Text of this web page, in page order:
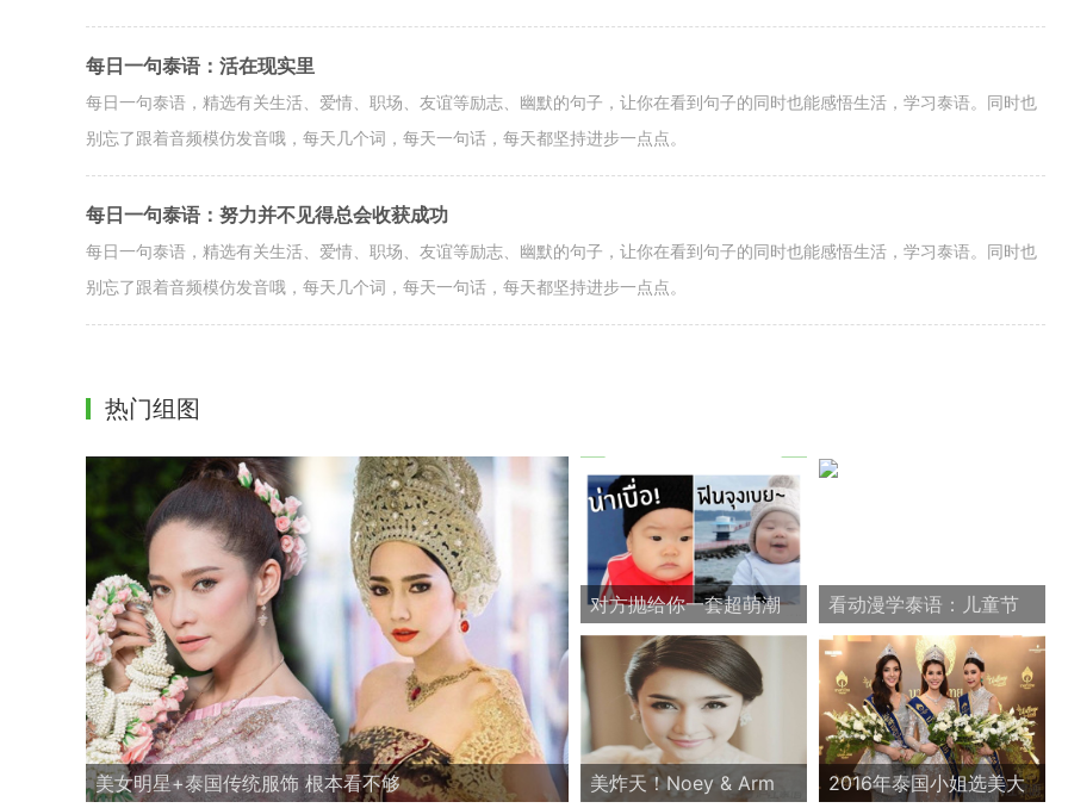
每日一句泰语：活在现实里
每日一句泰语，精选有关生活、爱情、职场、友谊等励志、幽默的句子，让你在看到句子的同时也能感悟生活，学习泰语。同时也
别忘了跟着音频模仿发音哦，每天几个词，每天一句话，每天都坚持进步一点点。
每日一句泰语：努力并不见得总会收获成功
每日一句泰语，精选有关生活、爱情、职场、友谊等励志、幽默的句子，让你在看到句子的同时也能感悟生活，学习泰语。同时也
别忘了跟着音频模仿发音哦，每天几个词，每天一句话，每天都坚持进步一点点。
热门组图
美女明星+泰国传统服饰 根本看不够
对方抛给你一套超萌潮
流表情包，你接还是不
看动漫学泰语：儿童节
快乐
美炸天！Noey & Arm
2016年泰国小姐选美大